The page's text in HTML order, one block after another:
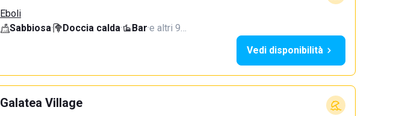
Eboli
Sabbiosa· Doccia calda· Bar·e altri 9…
Vedi disponibilità
Galatea Village